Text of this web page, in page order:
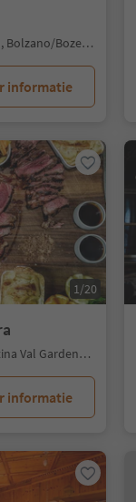
Gries/Gries, Bolzano/Bozen, Bolzano/Bozen and environs
informatie
1/20
S.Cristina Gherdëina/S.Cristina Val Gardena/S.Cristina Gherdëina/St.Christina in Gröden, S.Crestina Gherdëina/Santa Cristina Val Gardana, Dolomites Region Val Gardena
informatie